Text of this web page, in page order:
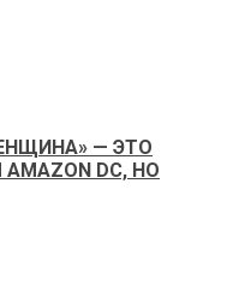
— ЭТО
DC, НО